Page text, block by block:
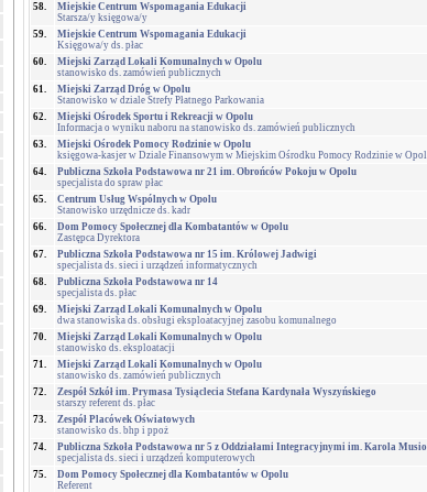
58.
Miejskie Centrum Wspomagania Edukacji
Starsza/y księgowa/y
59.
Miejskie Centrum Wspomagania Edukacji
Księgowa/y ds. płac
60.
Miejski Zarząd Lokali Komunalnych w Opolu
stanowisko ds. zamówień publicznych
61.
Miejski Zarząd Dróg w Opolu
Stanowisko w dziale Strefy Płatnego Parkowania
62.
Miejski Ośrodek Sportu i Rekreacji w Opolu
Informacja o wyniku naboru na stanowisko ds. zamówień publicznych
63.
Miejski Ośrodek Pomocy Rodzinie w Opolu
księgowa-kasjer w Dziale Finansowym w Miejskim Ośrodku Pomocy Rodzinie w
64.
Publiczna Szkoła Podstawowa nr 21 im. Obrońców Pokoju w Opolu
specjalista do spraw płac
65.
Centrum Usług Wspólnych w Opolu
Stanowisko urzędnicze ds. kadr
66.
Dom Pomocy Społecznej dla Kombatantów w Opolu
Zastępca Dyrektora
67.
Publiczna Szkoła Podstawowa nr 15 im. Królowej Jadwigi
specjalista ds. sieci i urządzeń informatycznych
68.
Publiczna Szkoła Podstawowa nr 14
specjalista ds. płac
69.
Miejski Zarząd Lokali Komunalnych w Opolu
dwa stanowiska ds. obsługi eksploatacyjnej zasobu komunalnego
70.
Miejski Zarząd Lokali Komunalnych w Opolu
stanowisko ds. eksploatacji
71.
Miejski Zarząd Lokali Komunalnych w Opolu
stanowisko ds. zamówień publicznych
72.
Zespół Szkół im. Prymasa Tysiąclecia Stefana Kardynała Wyszyńskiego
starszy referent ds. płac
73.
Zespół Placówek Oświatowych
stanowisko ds. bhp i ppoż
74.
Publiczna Szkoła Podstawowa nr 5 z Oddziałami Integracyjnymi im. Karola
specjalista ds. sieci i urządzeń komputerowych
75.
Dom Pomocy Społecznej dla Kombatantów w Opolu
Referent